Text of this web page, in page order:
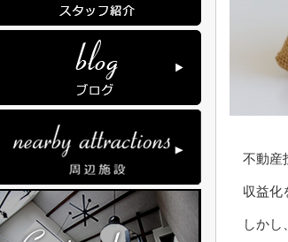
不動産
収益化
しかし